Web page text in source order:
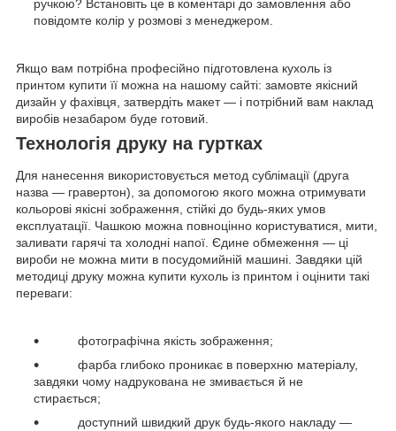
ручкою? Встановіть це в коментарі до замовлення або
повідомте колір у розмові з менеджером.
Якщо вам потрібна професійно підготовлена кухоль із
принтом купити її можна на нашому сайті: замовте якісний
дизайн у фахівця, затвердіть макет — і потрібний вам наклад
виробів незабаром буде готовий.
Технологія друку на гуртках
Для нанесення використовується метод сублімації (друга
назва — гравертон), за допомогою якого можна отримувати
кольорові якісні зображення, стійкі до будь-яких умов
експлуатації. Чашкою можна повноцінно користуватися, мити,
заливати гарячі та холодні напої. Єдине обмеження — ці
вироби не можна мити в посудомийній машині. Завдяки цій
методиці друку можна купити кухоль із принтом і оцінити такі
переваги:
фотографічна якість зображення;
фарба глибоко проникає в поверхню матеріалу,
завдяки чому надрукована не змивається й не
стирається;
доступний швидкий друк будь-якого накладу —